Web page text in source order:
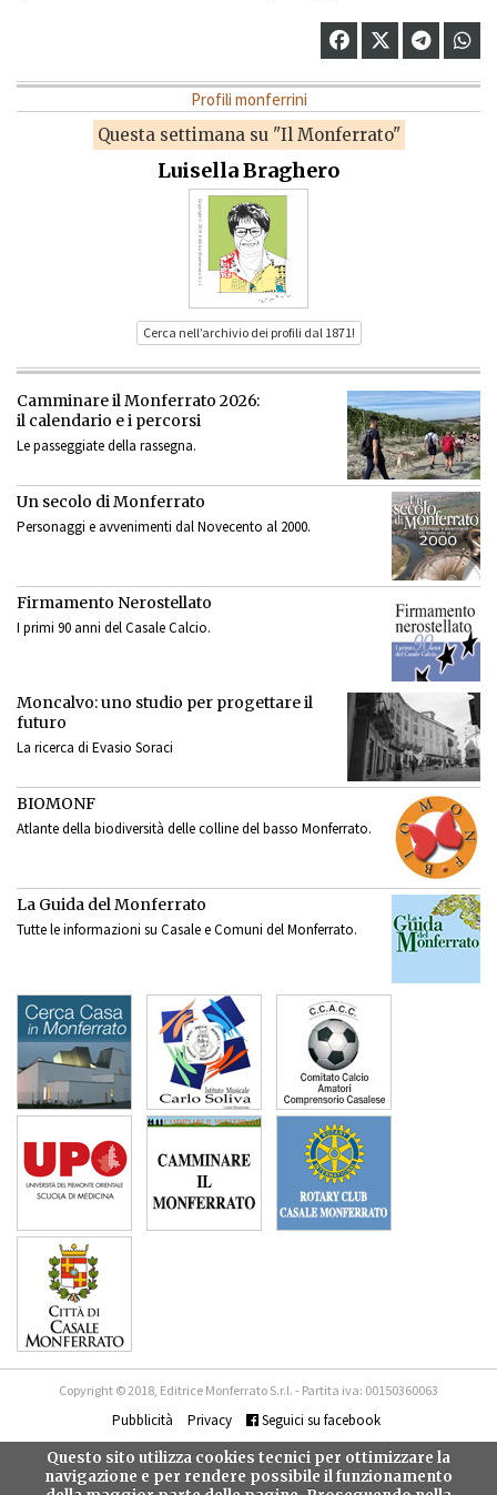
Profili monferrini
Questa settimana su "Il Monferrato"
Luisella Braghero
Cerca nell’archivio dei profili dal 1871!
Camminare il Monferrato 2026:
il calendario e i percorsi
Le passeggiate della rassegna.
Un secolo di Monferrato
Personaggi e avvenimenti dal Novecento al 2000.
Firmamento Nerostellato
I primi 90 anni del Casale Calcio.
Moncalvo: uno studio per progettare il
futuro
La ricerca di Evasio Soraci
BIOMONF
Atlante della biodiversità delle colline del basso Monferrato.
La Guida del Monferrato
Tutte le informazioni su Casale e Comuni del Monferrato.
Copyright © 2018, Editrice Monferrato S.r.l. - Partita iva: 00150360063
Pubblicità Privacy Seguici su facebook
Questo sito utilizza cookies tecnici per ottimizzare la
navigazione e per rendere possibile il funzionamento